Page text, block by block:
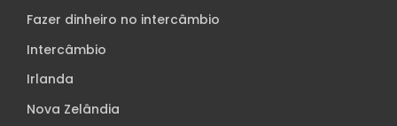
Fazer dinheiro no intercâmbio
Intercâmbio
Irlanda
Nova Zelândia